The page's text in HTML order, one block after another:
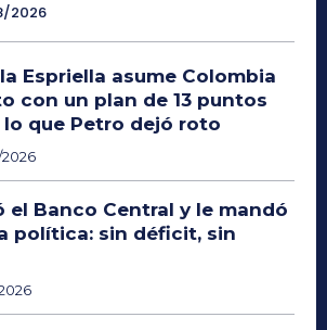
2026
Espriella asume Colombia
con un plan de 13 puntos
lo que Petro dejó roto
el Banco Central y le mandó
política: sin déficit, sin